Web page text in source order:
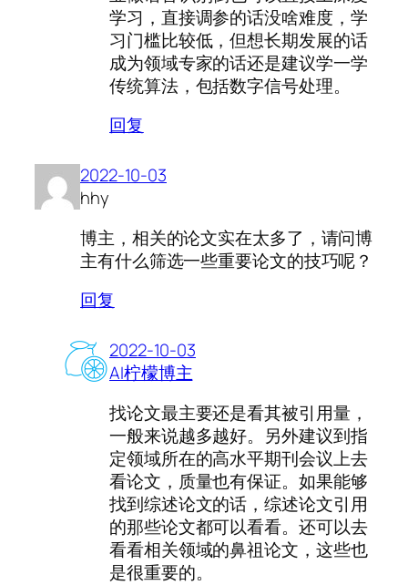
学习，直接调参的话没啥难度，学
习门槛比较低，但想长期发展的话
成为领域专家的话还是建议学一学
传统算法，包括数字信号处理。
回复
2022-10-03
hhy
博主，相关的论文实在太多了，请问博
主有什么筛选一些重要论文的技巧呢？
回复
2022-10-03
AI柠檬博主
找论文最主要还是看其被引用量，
一般来说越多越好。另外建议到指
定领域所在的高水平期刊会议上去
看论文，质量也有保证。如果能够
找到综述论文的话，综述论文引用
的那些论文都可以看看。还可以去
看看相关领域的鼻祖论文，这些也
是很重要的。